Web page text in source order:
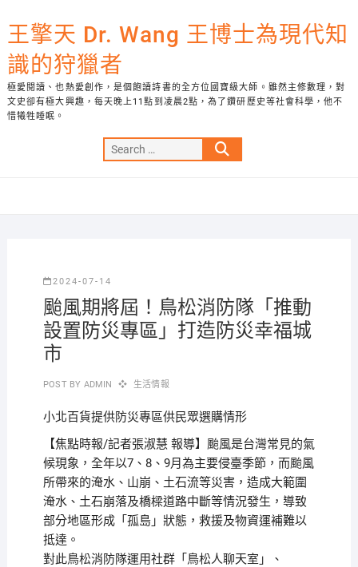
to
content
王擎天 Dr. Wang 王博士為現代知
識的狩獵者
極愛閱讀、也熱愛創作，是個飽讀詩書的全方位國寶級大師。雖然主修數理，對
文史卻有極大興趣，每天晚上11點到凌晨2點，為了鑽研歷史等社會科學，他不
惜犧牲睡眠。
Search
…
2024-07-14
颱風期將屆！鳥松消防隊「推動
設置防災專區」打造防災幸福城
市
POST BY ADMIN 生活情報
小北百貨提供防災專區供民眾選購情形
【焦點時報/記者張淑慧 報導】颱風是台灣常見的氣
候現象，全年以7、8、9月為主要侵臺季節，而颱風
所帶來的淹水、山崩、土石流等災害，造成大範圍
淹水、土石崩落及橋樑道路中斷等情況發生，導致
部分地區形成「孤島」狀態，救援及物資運補難以
抵達。
對此鳥松消防隊運用社群「鳥松人聊天室」、